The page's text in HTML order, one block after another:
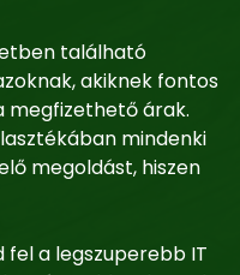
található
akiknek fontos
megfizethető árak.
mindenki
megoldást, hiszen
fel a legszuperebb IT